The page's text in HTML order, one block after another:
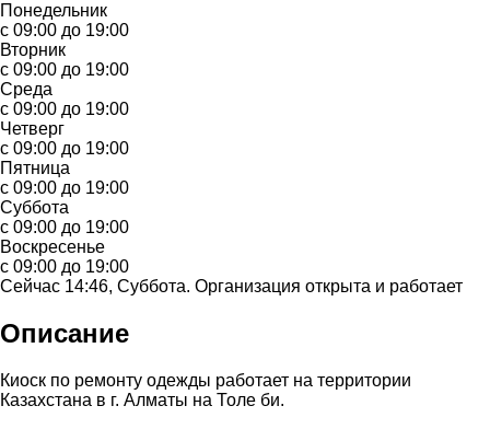
Понедельник
с 09:00 до 19:00
Вторник
с 09:00 до 19:00
Среда
с 09:00 до 19:00
Четверг
с 09:00 до 19:00
Пятница
с 09:00 до 19:00
Суббота
с 09:00 до 19:00
Воскресенье
с 09:00 до 19:00
Сейчас 14:46, Суббота. Организация открыта и работает
Описание
Киоск по ремонту одежды работает на территории
Казахстана в г. Алматы на Толе би.